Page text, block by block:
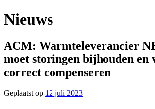
Nieuws
ACM: Warmteleverancier NEXT NRG
moet storingen bijhouden en
correct compenseren
Geplaatst op 12 juli 2023